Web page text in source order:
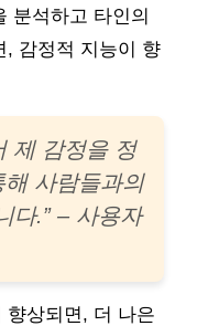
분석하고 타인의
, 감정적 지능이 향
제 감정을 정
사람들과의
다.” – 사용자
향상되면, 더 나은